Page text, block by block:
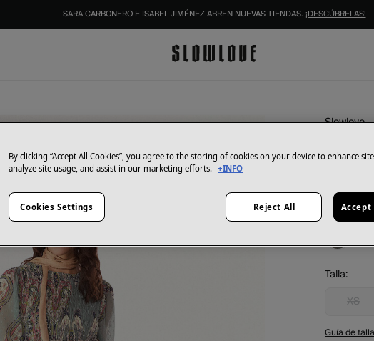
SARA CARBONERO E ISABEL JIMÉNEZ ABREN NUEVAS TIENDAS. ¡DESCÚBRELAS!
Slowlove
Color:
Talla:
XS
Guía de
By clicking “Accept All Cookies”, you agree to the storing of cookies on your device to enhance
analyze site usage, and assist in our marketing efforts. +INFO
Cookies Settings Reject All Accept